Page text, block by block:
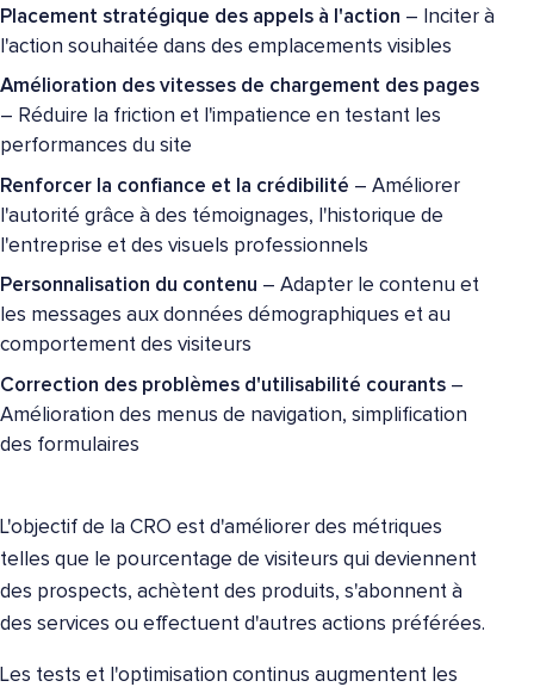
Placement stratégique des appels à l'action – Inciter à
l'action souhaitée dans des emplacements visibles
Amélioration des vitesses de chargement des pages
– Réduire la friction et l'impatience en testant les
performances du site
Renforcer la confiance et la crédibilité – Améliorer
l'autorité grâce à des témoignages, l'historique de
l'entreprise et des visuels professionnels
Personnalisation du contenu – Adapter le contenu et
les messages aux données démographiques et au
comportement des visiteurs
Correction des problèmes d'utilisabilité courants –
Amélioration des menus de navigation, simplification
des formulaires
L'objectif de la CRO est d'améliorer des métriques
telles que le pourcentage de visiteurs qui deviennent
des prospects, achètent des produits, s'abonnent à
des services ou effectuent d'autres actions préférées.
Les tests et l'optimisation continus augmentent les